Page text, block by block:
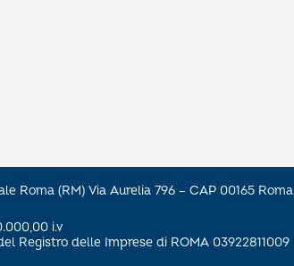
Roma (RM) Via Aurelia 796 – CAP 00165 Roma
i.v
Registro delle Imprese di ROMA 03922811009